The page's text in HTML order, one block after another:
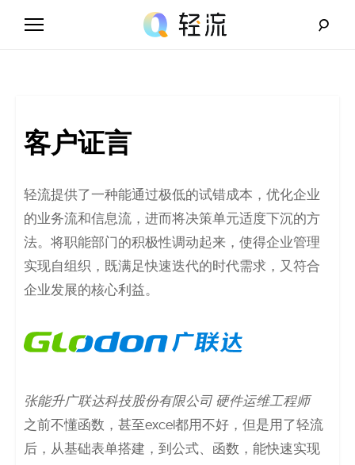
_
I
无
代
码
解
方
案
客户证言
轻流提供了一种能通过极低的试错成本，优化企业
的业务流和信息流，进而将决策单元适度下沉的方
法。将职能部门的积极性调动起来，使得企业管理
实现自组织，既满足快速迭代的时代需求，又符合
企业发展的核心利益。
张能升广联达科技股份有限公司 硬件运维工程师
之前不懂函数，甚至excel都用不好，但是用了轻流
后，从基础表单搭建，到公式、函数，能快速实现